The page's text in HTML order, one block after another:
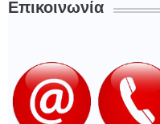
Επικοινωνία